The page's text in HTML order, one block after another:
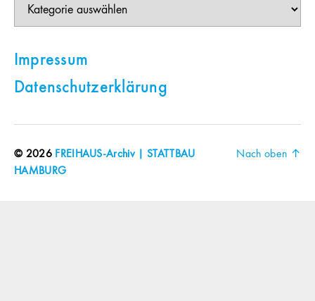
Impressum
Datenschutzerklärung
© 2026 FREIHAUS-Archiv | STATTBAU
HAMBURG
Nach oben ↑